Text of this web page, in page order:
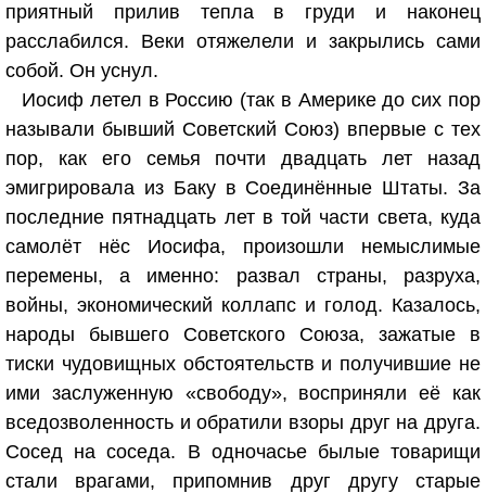
приятный прилив тепла в груди и наконец
расслабился. Веки отяжелели и закрылись сами
собой. Он уснул.
Иосиф летел в Россию (так в Америке до сих пор
называли бывший Советский Союз) впервые с тех
пор, как его семья почти двадцать лет назад
эмигрировала из Баку в Соединённые Штаты. За
последние пятнадцать лет в той части света, куда
самолёт нёс Иосифа, произошли немыслимые
перемены, а именно: развал страны, разруха,
войны, экономический коллапс и голод. Казалось,
народы бывшего Советского Союза, зажатые в
тиски чудовищных обстоятельств и получившие не
ими заслуженную «свободу», восприняли её как
вседозволенность и обратили взоры друг на друга.
Сосед на соседа. В одночасье былые товарищи
стали врагами, припомнив друг другу старые